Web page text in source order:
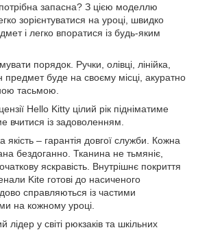
запасна? З цією моделлю
зорієнтуватися на уроці, швидко
і легко впоратися із будь-яким
порядок. Ручки, олівці, лінійка,
предмет буде на своєму місці, акуратно
тасьмою.
Hello Kitty цілий рік підніматиме
вчитися із задоволенням.
якість – гарантія довгої служби. Кожна
бездоганно. Тканина не тьмяніє,
яскравість. Внутрішнє покриття
Kite готові до насиченого
справляються із частими
на кожному уроці.
у світі рюкзаків та шкільних